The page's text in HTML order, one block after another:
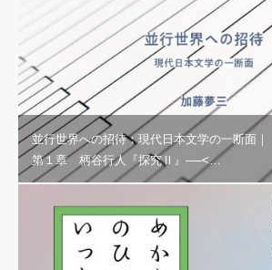
並行世界への招待：現代日本文学の一断面｜
第１章 柄谷行人『探究Ⅱ』──<…